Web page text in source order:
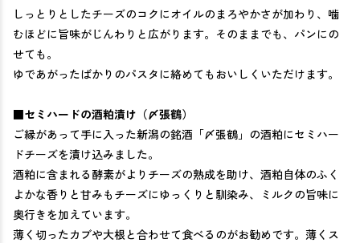
しっとりとしたチーズのコクにオイルのまろやかさが加わり、噛
むほどに旨味がじんわりと広がります。そのままでも、パンにの
せても。
ゆであがったばかりのパスタに絡めてもおいしくいただけます。
■セミハードの酒粕漬け（〆張鶴）
ご縁があって手に入った新潟の銘酒「〆張鶴」の酒粕にセミハー
ドチーズを漬け込みました。
酒粕に含まれる酵素がよりチーズの熟成を助け、酒粕自体のふく
よかな香りと甘みもチーズにゆっくりと馴染み、ミルクの旨味に
奥行きを加えています。
薄く切ったカブや大根と合わせて食べるのがお勧めです。薄くス